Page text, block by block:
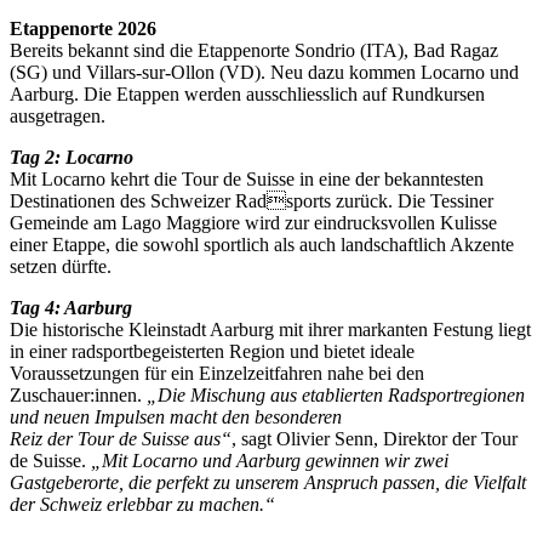
Etappenorte 2026
Bereits bekannt sind die Etappenorte Sondrio (ITA), Bad Ragaz
(SG) und Villars-sur-Ollon (VD). Neu dazu kommen Locarno und
Aarburg. Die Etappen werden ausschliesslich auf Rundkursen
ausgetragen.
Tag 2: Locarno
Mit Locarno kehrt die Tour de Suisse in eine der bekanntesten
Destinationen des Schweizer Radsports zurück. Die Tessiner
Gemeinde am Lago Maggiore wird zur eindrucksvollen Kulisse
einer Etappe, die sowohl sportlich als auch landschaftlich Akzente
setzen dürfte.
Tag 4: Aarburg
Die historische Kleinstadt Aarburg mit ihrer markanten Festung liegt
in einer radsportbegeisterten Region und bietet ideale
Voraussetzungen für ein Einzelzeitfahren nahe bei den
Zuschauer:innen.
„Die Mischung aus etablierten Radsportregionen
und neuen Impulsen macht den besonderen
Reiz der Tour de Suisse aus“, sagt Olivier Senn, Direktor der Tour
de Suisse.
„Mit Locarno und Aarburg gewinnen wir zwei
Gastgeberorte, die perfekt zu unserem Anspruch passen, die Vielfalt
der Schweiz erlebbar zu machen.“